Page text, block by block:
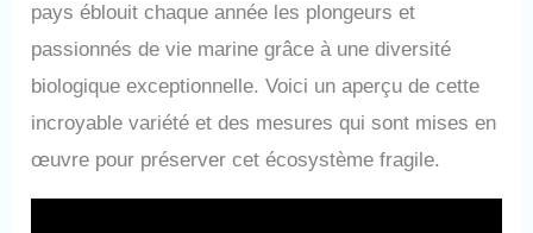
pays éblouit chaque année les plongeurs et
passionnés de vie marine grâce à une diversité
biologique exceptionnelle. Voici un aperçu de cette
incroyable variété et des mesures qui sont mises en
œuvre pour préserver cet écosystème fragile.